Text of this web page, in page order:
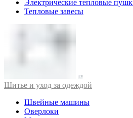
Электрические тепловые
Тепловые завесы
Шитье и уход за одеждой
Швейные машины
Оверлоки